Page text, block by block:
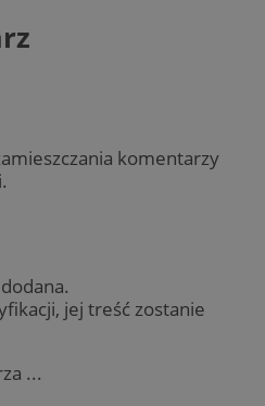
komentarzy
jej treść zostanie
...